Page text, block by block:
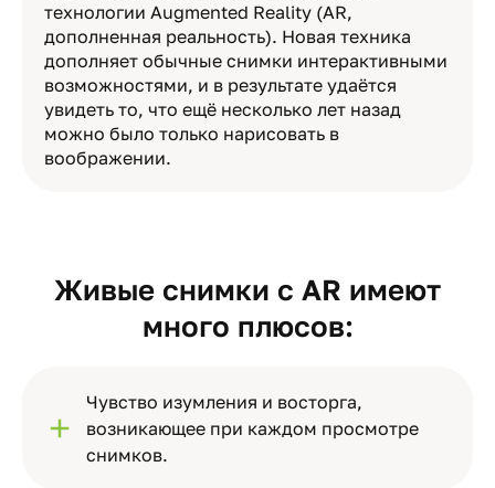
технологии Augmented Reality (AR,
дополненная реальность). Новая техника
дополняет обычные снимки интерактивными
возможностями, и в результате удаётся
увидеть то, что ещё несколько лет назад
можно было только нарисовать в
воображении.
Живые снимки с AR имеют
много плюсов:
Чувство изумления и восторга,
возникающее при каждом просмотре
снимков.